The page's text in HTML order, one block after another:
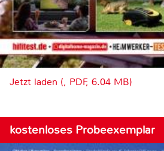
Jetzt laden (, PDF, 6.04 MB)
kostenloses Probeexemplar